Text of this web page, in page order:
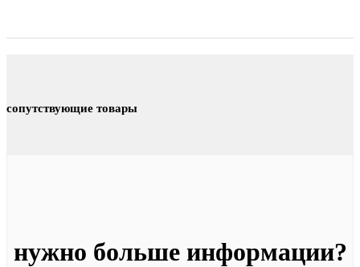
сопутствующие товары
нужно больше информации?